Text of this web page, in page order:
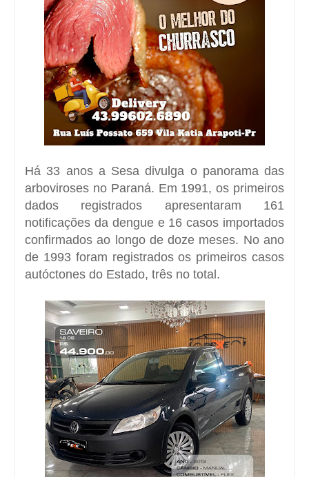
Há 33 anos a Sesa divulga o panorama das
arboviroses no Paraná. Em 1991, os primeiros
dados registrados apresentaram 161
notificações da dengue e 16 casos importados
confirmados ao longo de doze meses. No ano
de 1993 foram registrados os primeiros casos
autóctones do Estado, três no total.